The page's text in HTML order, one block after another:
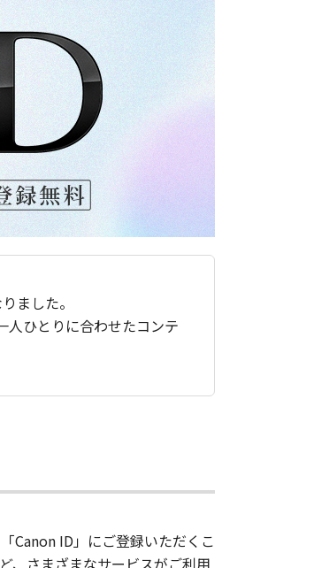
ました。
人ひとりに合わせたコンテ
Canon ID」にご登録いただくこ
、さまざまなサービスがご利用